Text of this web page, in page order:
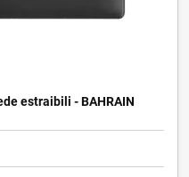
estraibili - BAHRAIN